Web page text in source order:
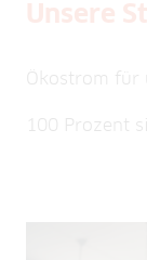
Unsere
Ökostrom für
100 Prozent